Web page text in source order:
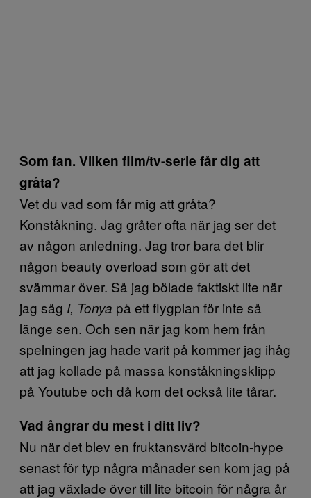
Som fan. Vilken film/tv-serie får dig att
gråta?
Vet du vad som får mig att gråta?
Konståkning. Jag gråter ofta när jag ser det
av någon anledning. Jag tror bara det blir
någon beauty overload som gör att det
svämmar över. Så jag bölade faktiskt lite när
jag såg I, Tonya på ett flygplan för inte så
länge sen. Och sen när jag kom hem från
spelningen jag hade varit på kommer jag ihåg
att jag kollade på massa konståkningsklipp
på Youtube och då kom det också lite tårar.
Vad ångrar du mest i ditt liv?
Nu när det blev en fruktansvärd bitcoin-hype
senast för typ några månader sen kom jag på
att jag växlade över till lite bitcoin för några år